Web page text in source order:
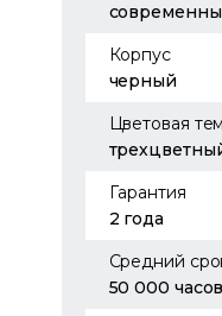
Корпус
черный
Цветовая
Гарантия
2 года
Средний
50 000 часов